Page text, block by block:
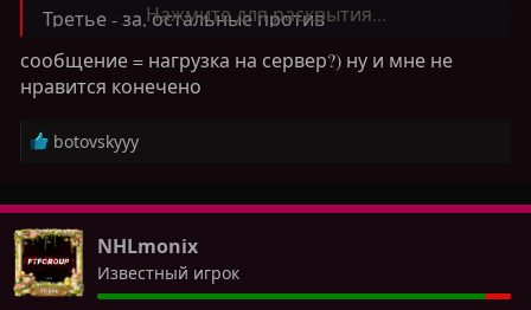
Третье - за, остальные против
Нажмите для раскрытия...
сообщение = нагрузка на сервер?) ну и мне не
нравится конечено
Р
к
ц
и
и
:
botovskyyy
NHLmonix
Известный игрок